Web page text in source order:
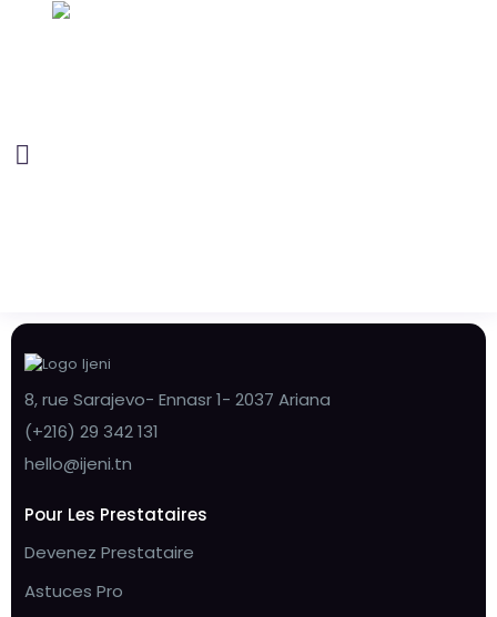
8, rue Sarajevo- Ennasr 1- 2037 Ariana
(+216) 29 342 131
hello@ijeni.tn
Pour Les Prestataires
Devenez Prestataire
Astuces Pro